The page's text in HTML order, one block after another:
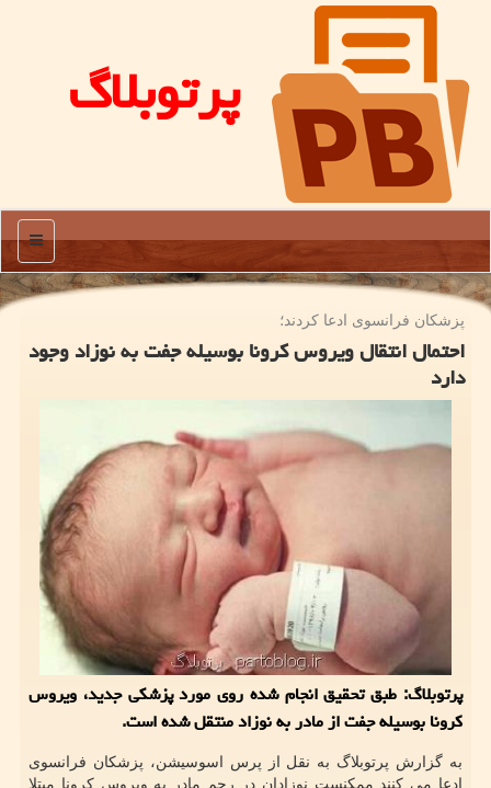
پرتوبلاگ
منو
پزشكان فرانسوی ادعا كردند؛
احتمال انتقال ویروس كرونا بوسیله جفت به نوزاد وجود
دارد
پرتوبلاگ: طبق تحقیق انجام شده روی مورد پزشكی جدید، ویروس
كرونا بوسیله جفت از مادر به نوزاد منتقل شده است.
به گزارش پرتوبلاگ به نقل از پرس اسوسیشن، پزشکان فرانسوی
ادعا می کنند ممکنست نوزادان در رحم مادر به ویروس کرونا مبتلا